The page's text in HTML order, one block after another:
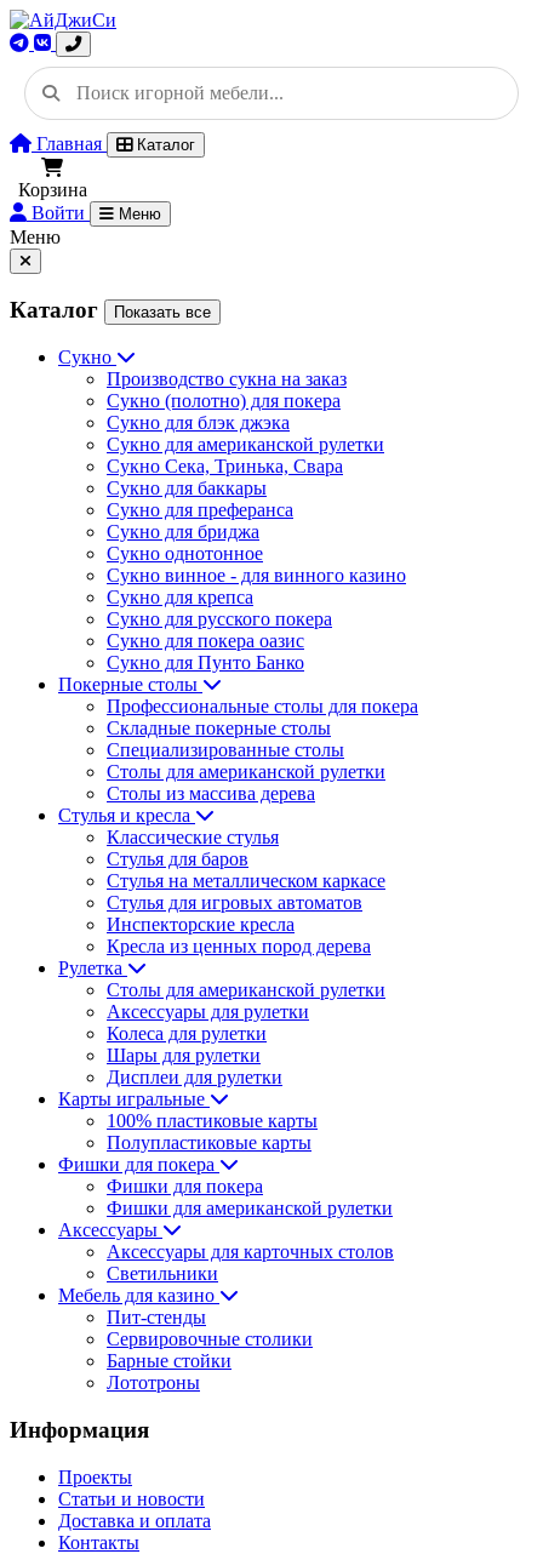
Главная Каталог
Корзина
Войти
Меню
Меню
Каталог Показать все
Сукно
Производство сукна на заказ
Сукно (полотно) для покера
Сукно для блэк джэка
Сукно для американской рулетки
Сукно Сека, Тринька, Свара
Сукно для баккары
Сукно для преферанса
Сукно для бриджа
Сукно однотонное
Сукно винное - для винного казино
Сукно для крепса
Сукно для русского покера
Сукно для покера оазис
Сукно для Пунто Банко
Покерные столы
Профессиональные столы для покера
Складные покерные столы
Специализированные столы
Столы для американской рулетки
Столы из массива дерева
Стулья и кресла
Классические стулья
Стулья для баров
Стулья на металлическом каркасе
Стулья для игровых автоматов
Инспекторские кресла
Кресла из ценных пород дерева
Рулетка
Столы для американской рулетки
Аксессуары для рулетки
Колеса для рулетки
Шары для рулетки
Дисплеи для рулетки
Карты игральные
100% пластиковые карты
Полупластиковые карты
Фишки для покера
Фишки для покера
Фишки для американской рулетки
Аксессуары
Аксессуары для карточных столов
Светильники
Мебель для казино
Пит-стенды
Сервировочные столики
Барные стойки
Лототроны
Информация
Проекты
Статьи и новости
Доставка и оплата
Контакты